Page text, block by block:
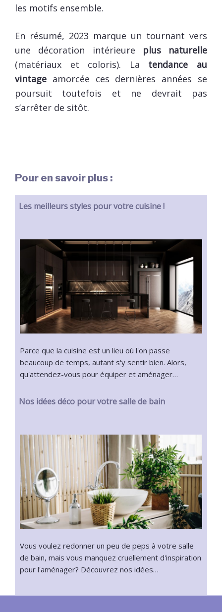
les motifs ensemble.
En résumé, 2023 marque un tournant vers
une décoration intérieure plus naturelle
(matériaux et coloris). La tendance au
vintage amorcée ces dernières années se
poursuit toutefois et ne devrait pas
s’arrêter de sitôt.
Pour en savoir plus :
Les meilleurs styles pour votre cuisine !
Parce que la cuisine est un lieu où l'on passe
beaucoup de temps, autant s'y sentir bien. Alors,
qu'attendez-vous pour équiper et aménager…
Nos idées déco pour votre salle de bain
Vous voulez redonner un peu de peps à votre salle
de bain, mais vous manquez cruellement d'inspiration
pour l'aménager? Découvrez nos idées…